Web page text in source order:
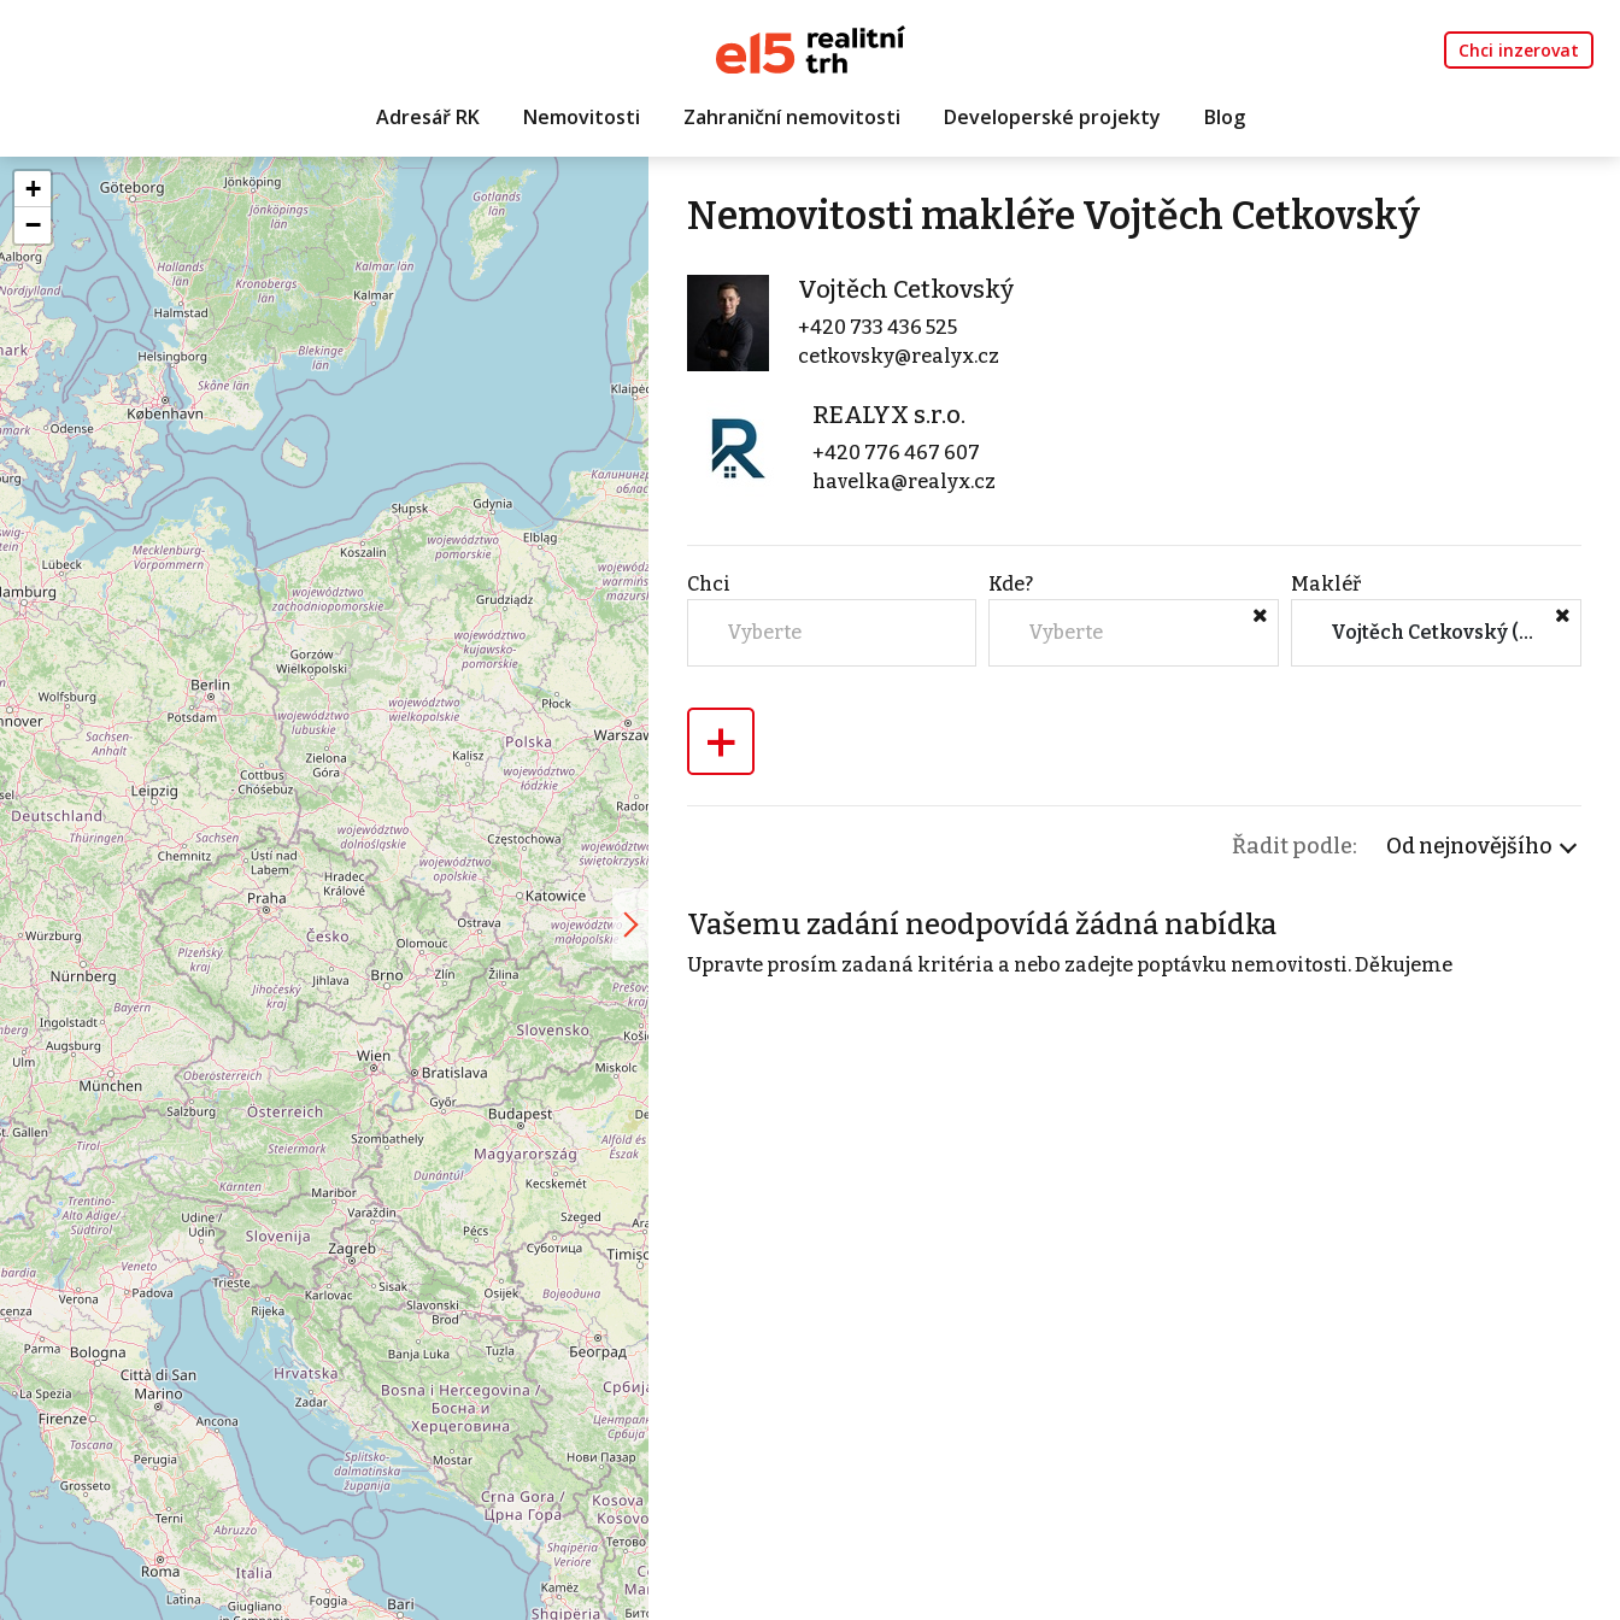
Chci inzerovat
Adresář RK Nemovitosti Zahraniční nemovitosti Developerské projekty Blog
+
−
Nemovitosti makléře Vojtěch Cetkovský
Vojtěch Cetkovský
+420 733 436 525
cetkovsky@realyx.cz
REALYX s.r.o.
+420 776 467 607
havelka@realyx.cz
Chci
Vyberte
Kde?
Vyberte
Makléř
Vojtěch Cetkovský (REALYX s.r.o.)
+
Řadit podle: Od nejnovějšího
Vašemu zadání neodpovídá žádná nabídka
Upravte prosím zadaná kritéria a nebo zadejte poptávku nemovitosti. Děkujeme